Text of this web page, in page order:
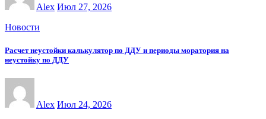
Alex Июл 27, 2026
Новости
Расчет неустойки калькулятор по ДДУ и периоды моратория на
неустойку по ДДУ
Alex Июл 24, 2026